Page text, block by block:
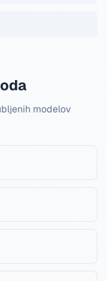
modelov